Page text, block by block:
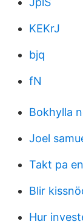
KEKrJ
bjq
fN
Bokhylla
Joel
Takt pa
Blir
Hur